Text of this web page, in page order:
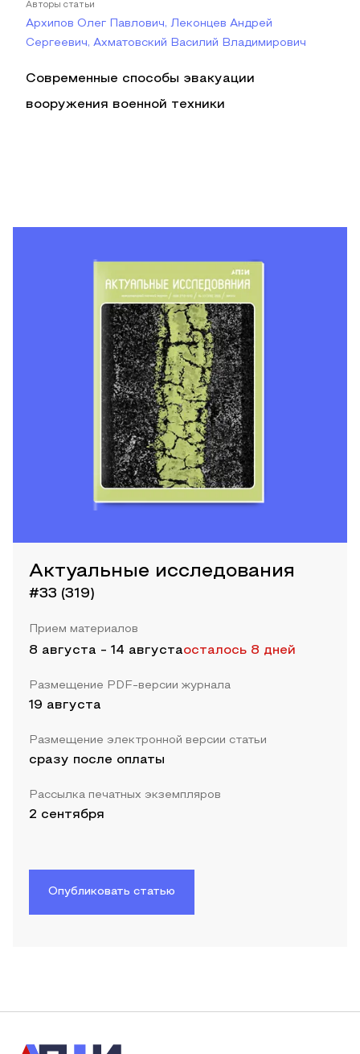
Авторы статьи
Архипов Олег Павлович, Леконцев Андрей
Сергеевич, Ахматовский Василий Владимирович
Современные способы эвакуации
вооружения военной техники
Актуальные исследования
#33 (319)
Прием материалов
8 августа - 14 августаосталось 8 дней
Размещение PDF-версии журнала
19 августа
Размещение электронной версии статьи
сразу после оплаты
Рассылка печатных экземпляров
2 сентября
Опубликовать статью